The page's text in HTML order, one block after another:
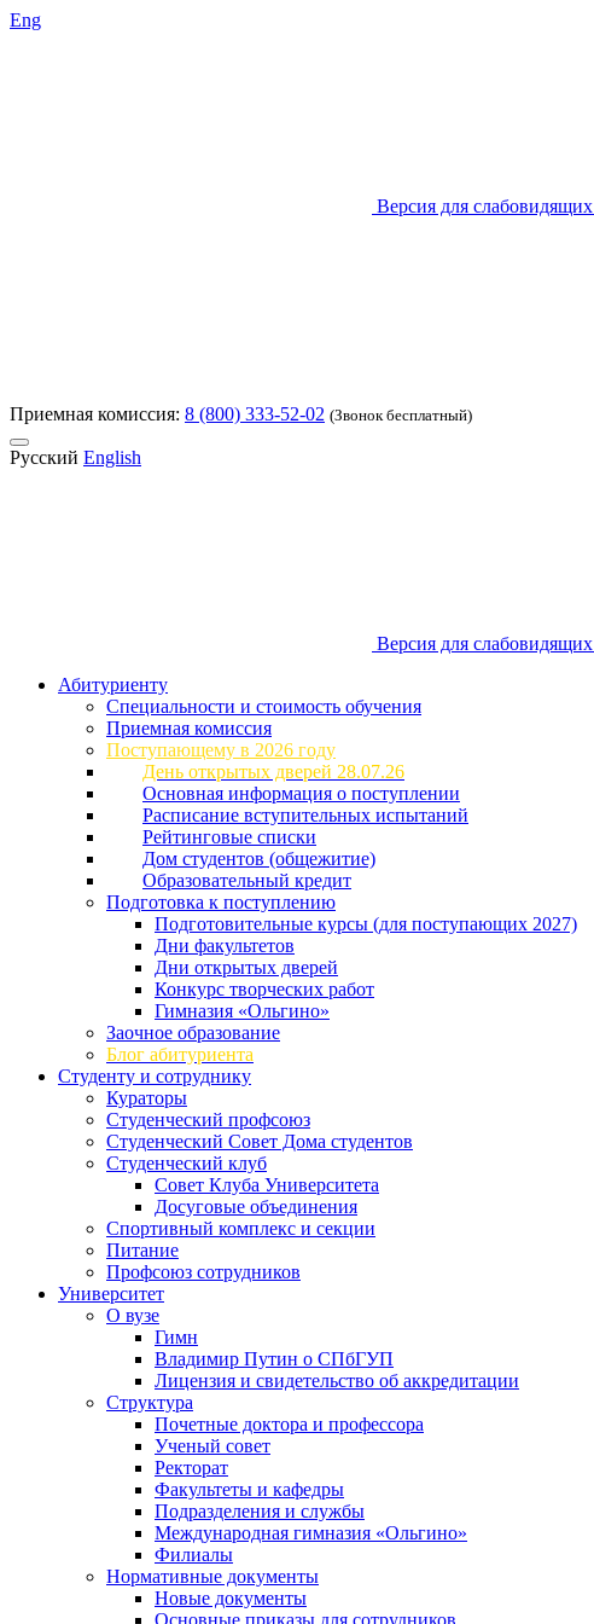
Eng
Версия для слабовидящих
Приемная комиссия: 8 (800) 333-52-02 (Звонок бесплатный)
Русский English
Версия для слабовидящих
Абитуриенту
Специальности и стоимость обучения
Приемная комиссия
Поступающему в 2026 году
День открытых дверей 28.07.26
Основная информация о поступлении
Расписание вступительных испытаний
Рейтинговые списки
Дом студентов (общежитие)
Образовательный кредит
Подготовка к поступлению
Подготовительные курсы (для поступающих 2027)
Дни факультетов
Дни открытых дверей
Конкурс творческих работ
Гимназия «Ольгино»
Заочное образование
Блог абитуриента
Студенту и сотруднику
Кураторы
Студенческий профсоюз
Студенческий Совет Дома студентов
Студенческий клуб
Совет Клуба Университета
Досуговые объединения
Спортивный комплекс и секции
Питание
Профсоюз сотрудников
Университет
О вузе
Гимн
Владимир Путин о СПбГУП
Лицензия и свидетельство об аккредитации
Структура
Почетные доктора и профессора
Ученый совет
Ректорат
Факультеты и кафедры
Подразделения и службы
Международная гимназия «Ольгино»
Филиалы
Нормативные документы
Новые документы
Основные приказы для сотрудников